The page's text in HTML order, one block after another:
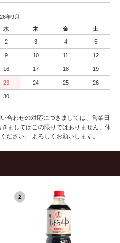
年9月
水 木 金 土
2 3 4 5
9 10 11 12
16 17 18 19
23 24 25 26
30
わせの対応につきましては、営業日
ましてはこの限りではありません、休
ださい。 よろしくお願いします。
2